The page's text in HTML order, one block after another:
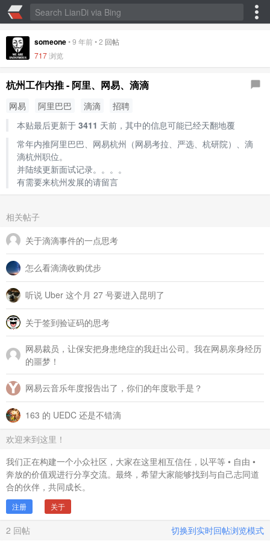
someone•9 年前•2 回帖
717浏览
杭州工作内推 - 阿里、网易、滴滴
网易 阿里巴巴 滴滴
招聘
本贴最后更新于 3411 天前，其中的信息可能已经天翻地覆
常年内推阿里巴巴、网易杭州（网易考拉、严选、杭研院）、滴
滴杭州职位。
并陆续更新面试记录。。。。
有需要来杭州发展的请留言
相关帖子
关于滴滴事件的一点思考
怎么看滴滴收购优步
听说 Uber 这个月 27 号要进入昆明了
关于签到验证码的思考
网易裁员，让保安把身患绝症的我赶出公司。我在网易亲身经历
的噩梦！
网易云音乐年度报告出了，你们的年度歌手是？
163 的 UEDC 还是不错滴
欢迎来到这里！
我们正在构建一个小众社区，大家在这里相互信任，以平等 • 自由 •
奔放的价值观进行分享交流。最终，希望大家能够找到与自己志同道
合的伙伴，共同成长。
注册 关于
2 回帖 切换到实时回帖浏览模式